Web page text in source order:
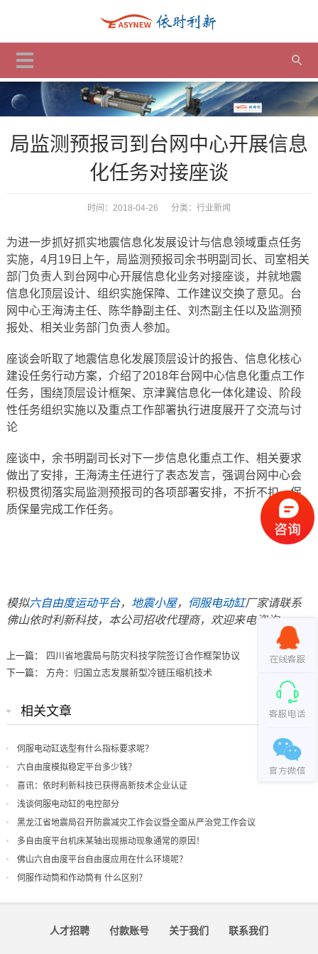
局监测预报司到台网中心开展信息
化任务对接座谈
时间：2018-04-26 分类： 行业新闻
为进一步抓好抓实地震信息化发展设计与信息领域重点任务
实施，4月19日上午，局监测预报司余书明副司长、司室相关
部门负责人到台网中心开展信息化业务对接座谈，并就地震
信息化顶层设计、组织实施保障、工作建议交换了意见。台
网中心王海涛主任、陈华静副主任、刘杰副主任以及监测预
报处、相关业务部门负责人参加。
座谈会听取了地震信息化发展顶层设计的报告、信息化核心
建设任务行动方案，介绍了2018年台网中心信息化重点工作
任务，围绕顶层设计框架、京津冀信息化一体化建设、阶段
性任务组织实施以及重点工作部署执行进度展开了交流与讨
论
座谈中，余书明副司长对下一步信息化重点工作、相关要求
做出了安排，王海涛主任进行了表态发言，强调台网中心会
积极贯彻落实局监测预报司的各项部署安排，不折不扣、保
质保量完成工作任务。
模拟六自由度运动平台， 地震小屋， 伺服电动缸厂家请联系
佛山依时利新科技，本公司招收代理商，欢迎来电咨询。
上一篇：
四川省地震局与防灾科技学院签订合作框架协议
下一篇： 方舟：归国立志发展新型冷链压缩机技术
相关文章
伺服电动缸选型有什么指标要求呢？
六自由度模拟稳定平台多少钱？
喜讯：依时利新科技已获得高新技术企业认证
浅谈伺服电动缸的电控部分
黑龙江省地震局召开防震减灾工作会议暨全面从严治党工作会议
多自由度平台机床某轴出现振动现象通常的原因！
佛山六自由度平台自由度应用在什么环境呢？
伺服作动筒和作动筒有 什么区别？
人才招聘 付款账号 关于我们 联系我们